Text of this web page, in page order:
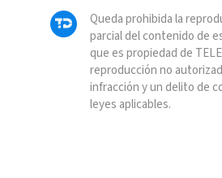
Queda prohibida la
parcial del contenido de
que es propiedad de
reproducción no
infracción y un delito de
leyes aplicables.